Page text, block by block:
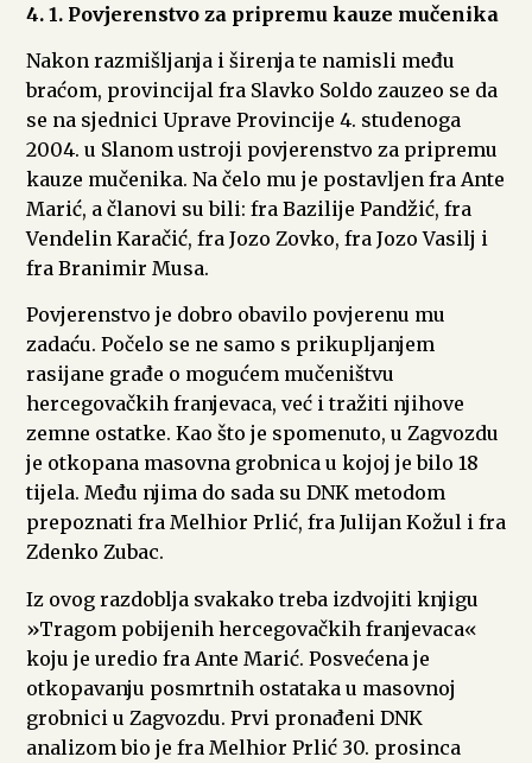
4. 1. Povjerenstvo za pripremu kauze mučenika
Nakon razmišljanja i širenja te namisli među
braćom, provincijal fra Slavko Soldo zauzeo se da
se na sjednici Uprave Provincije 4. studenoga
2004. u Slanom ustroji povjerenstvo za pripremu
kauze mučenika. Na čelo mu je postavljen fra Ante
Marić, a članovi su bili: fra Bazilije Pandžić, fra
Vendelin Karačić, fra Jozo Zovko, fra Jozo Vasilj i
fra Branimir Musa.
Povjerenstvo je dobro obavilo povjerenu mu
zadaću. Počelo se ne samo s prikupljanjem
rasijane građe o mogućem mučeništvu
hercegovačkih franjevaca, već i tražiti njihove
zemne ostatke. Kao što je spomenuto, u Zagvozdu
je otkopana masovna grobnica u kojoj je bilo 18
tijela. Među njima do sada su DNK metodom
prepoznati fra Melhior Prlić, fra Julijan Kožul i fra
Zdenko Zubac.
Iz ovog razdoblja svakako treba izdvojiti knjigu
»Tragom pobijenih hercegovačkih franjevaca«
koju je uredio fra Ante Marić. Posvećena je
otkopavanju posmrtnih ostataka u masovnoj
grobnici u Zagvozdu. Prvi pronađeni DNK
analizom bio je fra Melhior Prlić 30. prosinca